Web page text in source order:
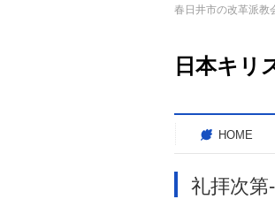
春日井市の改革派教
日本キリ
HOME
礼拝次第